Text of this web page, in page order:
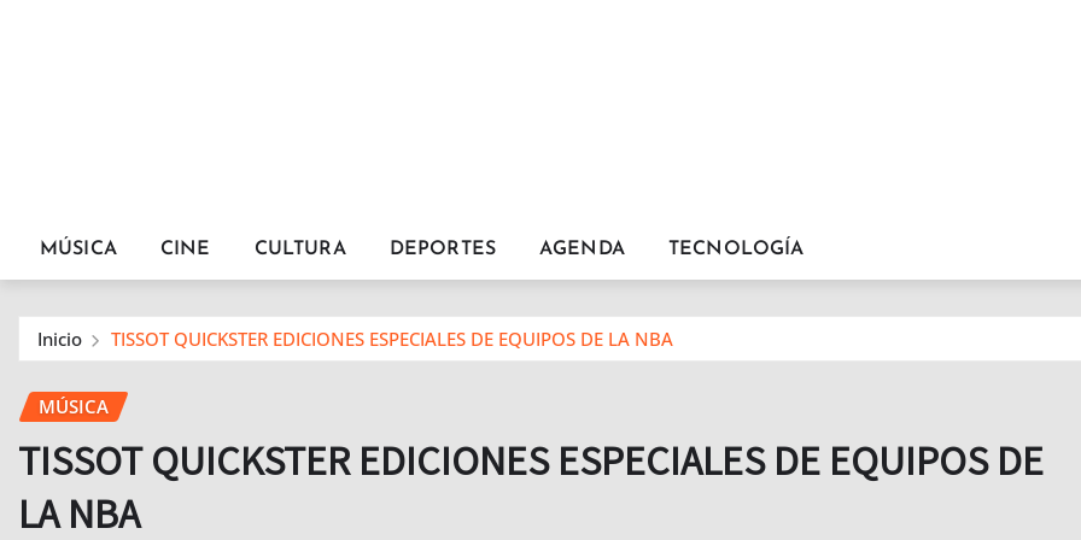
MÚSICA CINE CULTURA DEPORTES AGENDA TECNOLOGÍA
Inicio TISSOT QUICKSTER EDICIONES ESPECIALES DE EQUIPOS DE LA NBA
MÚSICA
TISSOT QUICKSTER EDICIONES ESPECIALES DE EQUIPOS DE
LA NBA